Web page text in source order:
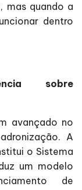
mas quando a
dentro
sobre
avançado no
A
o Sistema
um modelo
de